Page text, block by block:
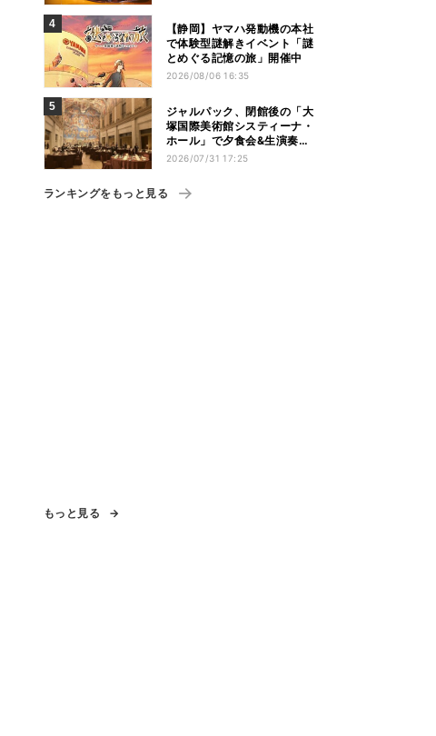
【静岡】ヤマハ発動機の本社
で体験型謎解きイベント「謎
とめぐる記憶の旅」開催中
2026/08/06 16:35
ジャルパック、閉館後の「大
塚国際美術館システィーナ・
ホール」で夕食会&生演奏を
楽しむツアーを販売 – 徳島を
2026/07/31 17:25
ランキングをもっと見る
もっと見る